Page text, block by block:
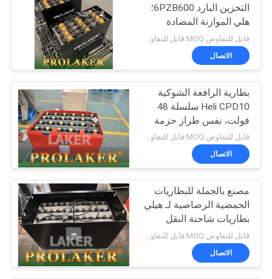
اتصل
أخبار
خريطة
الموقع
سياسة
الخصوصية
التخزين البارد 6PZB600؛
هلي الموازنة المضادة
CPD25 مع 48V 600Ah
سلسلة البطارية
الاتصال
بطارية الرافعة الشوكية
Heli CPD10 سلسلة 48
فولت، نفس طراز حزمة
بطارية الرافعة الشوكية
أمبير في الساعة
قابل للتفاوض MOQ:قابل للتفاوض
الاتصال
مصنع بالجملة للبطاريات
الحمضية الرصاصية لـ هيلي
بطاريات شاحنة النقل
الشوكي الموازنة 2.5 طن
7PBS700 48V 700Ah.
قابل للتفاوض MOQ:قابل للتفاوض
الاتصال